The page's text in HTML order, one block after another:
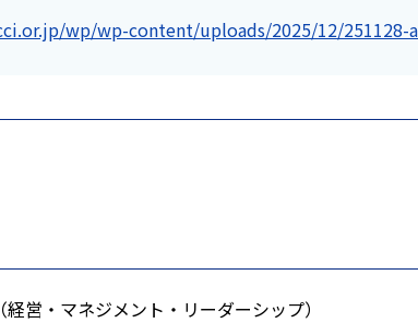
wp/wp-content/uploads/2025/12/251128-
営・マネジメント・リーダーシップ）